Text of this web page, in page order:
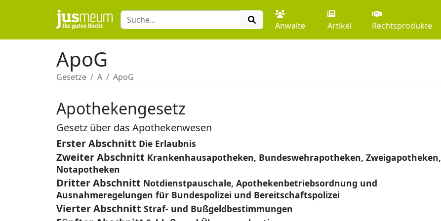
Anwälte Artikel Rechtsprodukte
ApoG
Gesetze A ApoG
Apothekengesetz
Gesetz über das Apothekenwesen
Erster Abschnitt Die Erlaubnis
Zweiter Abschnitt Krankenhausapotheken, Bundeswehrapotheken, Zweigapotheken,
Notapotheken
Dritter Abschnitt Notdienstpauschale, Apothekenbetriebsordnung und
Ausnahmeregelungen für Bundespolizei und Bereitschaftspolizei
Vierter Abschnitt Straf- und Bußgeldbestimmungen